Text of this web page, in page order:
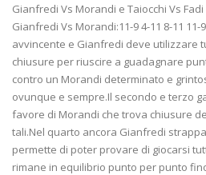
Gianfredi Vs Morandi e Taiocchi Vs Fadi
Gianfredi Vs Morandi:11-9 4-11 8-11
avvincente e Gianfredi deve utilizzare
chiusure per riuscire a guadagnare
contro un Morandi determinato e
ovunque e sempre.Il secondo e terzo
favore di Morandi che trova chiusure
tali.Nel quarto ancora Gianfredi
permette di poter provare di giocarsi
rimane in equilibrio punto per punto